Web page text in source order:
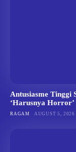
Antusiasme Tinggi
‘Harusnya Horror’
RAGAM AUGUST 5, 2026